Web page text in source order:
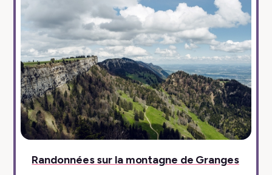
Randonnées sur la montagne de Granges